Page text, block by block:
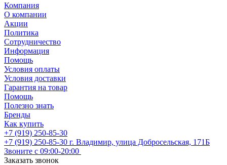
Компания
О компании
Акции
Политика
Сотрудничество
Информация
Помощь
Условия оплаты
Условия доставки
Гарантия на товар
Помощь
Полезно знать
Бренды
Как купить
+7 (919) 250-85-30
+7 (919) 250-85-30 г. Владимир, улица Добросельская, 171Б
Звоните с 09:00-20:00
Заказать звонок